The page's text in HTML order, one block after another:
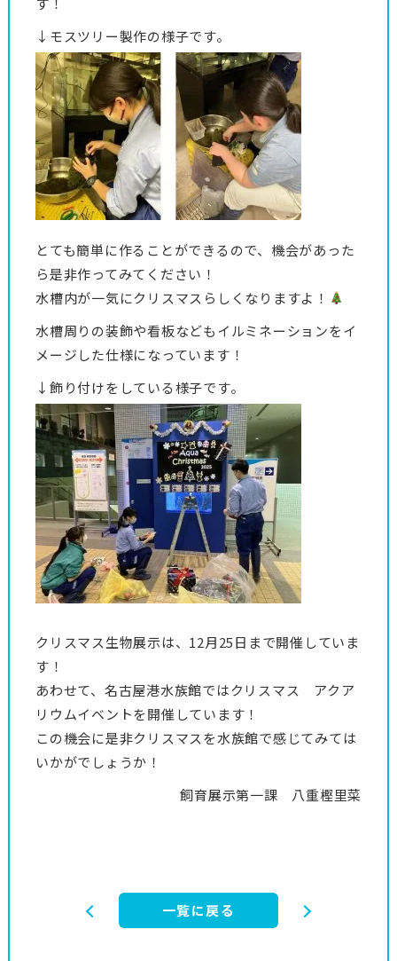
↓モスツリー製作の様子です。
とても簡単に作ることができるので、機会があった
ら是非作ってみてください！
水槽内が一気にクリスマスらしくなりますよ！
水槽周りの装飾や看板などもイルミネーションをイ
メージした仕様になっています！
↓飾り付けをしている様子です。
クリスマス生物展示は、12月25日まで開催していま
す！
あわせて、名古屋港水族館ではクリスマス アクア
リウムイベントを開催しています！
この機会に是非クリスマスを水族館で感じてみては
いかがでしょうか！
飼育展示第一課 八重樫里菜
一覧に戻る